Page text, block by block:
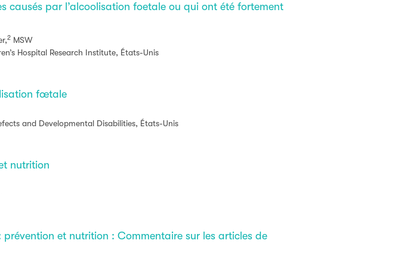
causés par l’alcoolisation foetale ou qui ont été fortement
2 MSW
Hospital Research Institute, États-Unis
fœtale
and Developmental Disabilities, États-Unis
nutrition
et nutrition : Commentaire sur les articles de